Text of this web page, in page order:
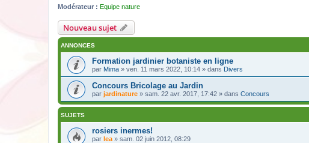
Modérateur : Equipe nature
Nouveau sujet
ANNONCES
Formation jardinier botaniste en ligne
par Mima » ven. 11 mars 2022, 10:14 » dans Divers
Concours Bricolage au Jardin
par jardinature » sam. 22 avr. 2017, 17:42 » dans Concours
SUJETS
rosiers inermes!
par lea » sam. 02 juin 2012, 08:29